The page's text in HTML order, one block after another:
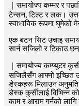
｜समायोज्य कम्मर र
टेन्सन, टिल्ट र लक।
स्वाभाविक रूपमा घुमेको
एक बटन सिट उचाइ
सार्न सजिलो र टिकाउ
｜समायोज्य कम्प्यूटर
सजिलैसँग आफ्नो इच्छित
डेस्कहरू मिलाउन
डेस्क कुर्सीलाई विभिन्न
काम र आराम गर्नको